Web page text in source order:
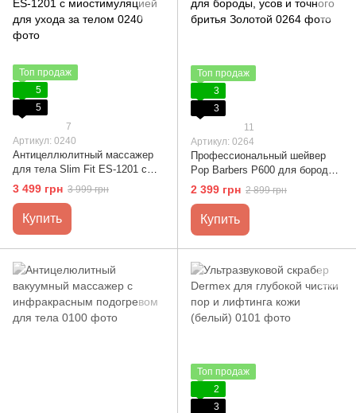
Топ продаж
5
5
7
Артикул: 0240
Антицеллюлитный массажер
для тела Slim Fit ES-1201 с
миостимуляцией для ухода за
3 499 грн 3 999 грн
Купить
Топ продаж
3
3
11
Артикул: 0264
Профессиональный шейвер
Pop Barbers P600 для бороды,
усов и точного бритья Золотой
2 399 грн 2 899 грн
Купить
Топ продаж
2
3